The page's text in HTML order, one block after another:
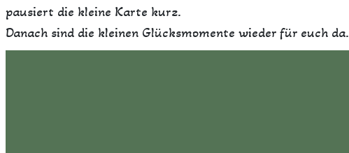
pausiert die kleine Karte kurz.
Danach sind die kleinen Glücksmomente wieder für euch da.